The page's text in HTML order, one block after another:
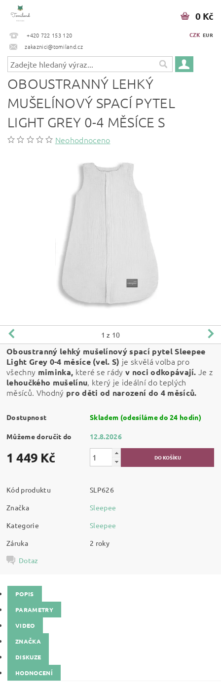
+420 722 153 120
zakaznici@tomiland.cz
CZK EUR
0 Kč
OBOUSTRANNÝ LEHKÝ
MUŠELÍNOVÝ SPACÍ PYTEL
LIGHT GREY 0-4 MĚSÍCE S
Neohodnoceno
1 z 10
Oboustranný lehký mušelínový spací pytel Sleepee
Light Grey 0-4 měsíce (vel. S) je skvělá volba pro
všechny miminka, které se rády v noci odkopávají. Je z
lehoučkého mušelínu, který je ideální do teplých
měsíců. Vhodný pro děti od narození do 4 měsíců.
Dostupnost Skladem (odesíláme do 24 hodin)
Můžeme doručit do 12.8.2026
1 449 Kč
Kód produktu
SLP626
Značka
Sleepee
Kategorie
Sleepee
Záruka
2 roky
Dotaz
POPIS
PARAMETRY
VIDEO
ZNAČKA
DISKUZE
HODNOCENÍ